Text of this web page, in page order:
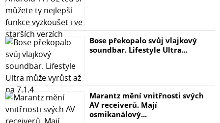
Bose překopalo svůj vlajkový
soundbar. Lifestyle Ultra...
Marantz mění vnitřnosti svých
AV receiverů. Mají
osmikanálový...